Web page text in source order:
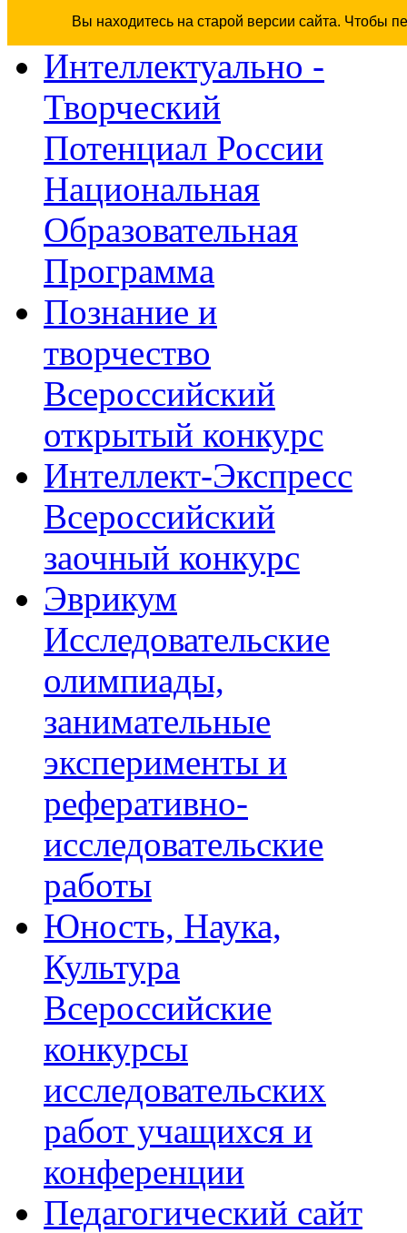
Вы находитесь на старой версии сайта. Чтобы
Интеллектуально -
Творческий
Потенциал России
Национальная
Образовательная
Программа
Познание и
творчество
Всероссийский
открытый конкурс
Интеллект-Экспресс
Всероссийский
заочный конкурс
Эврикум
Исследовательские
олимпиады,
занимательные
эксперименты и
реферативно-
исследовательские
работы
Юность, Наука,
Культура
Всероссийские
конкурсы
исследовательских
работ учащихся и
конференции
Педагогический сайт